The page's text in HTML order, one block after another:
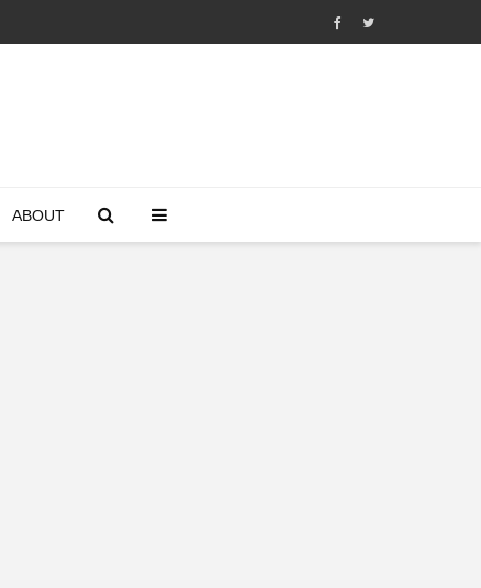
ABOUT